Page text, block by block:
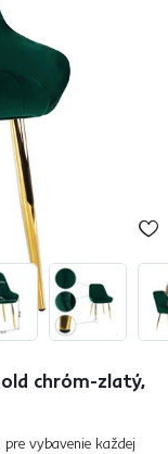
chróm-zlatý,
vybavenie každej